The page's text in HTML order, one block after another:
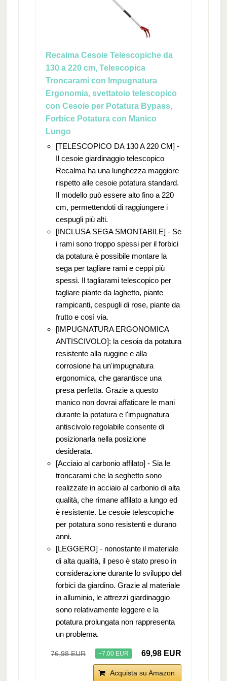
Recalma Cesoie Telescopiche da
130 a 220 cm, Telescopica
Troncarami con Impugnatura
Ergonomia, svettatoio telescopico
con Cesoie per Potatura Bypass,
Forbice Potatura con Manico
Lungo
[TELESCOPICO DA 130 A 220 CM] -
Il cesoie giardinaggio telescopico
Recalma ha una lunghezza maggiore
rispetto alle cesoie potatura standard.
Il modello può essere alto fino a 220
cm, permettendoti di raggiungere i
cespugli più alti.
[INCLUSA SEGA SMONTABILE] - Se
i rami sono troppo spessi per il forbici
da potatura è possibile montare la
sega per tagliare rami e ceppi più
spessi. Il tagliarami telescopico per
tagliare piante da laghetto, piante
rampicanti, cespugli di rose, piante da
frutto e così via.
[IMPUGNATURA ERGONOMICA
ANTISCIVOLO]: la cesoia da potatura
resistente alla ruggine e alla
corrosione ha un'impugnatura
ergonomica, che garantisce una
presa perfetta. Grazie a questo
manico non dovrai affaticare le mani
durante la potatura e l'impugnatura
antiscivolo regolabile consente di
posizionarla nella posizione
desiderata.
[Acciaio al carbonio affilato] - Sia le
troncarami che la seghetto sono
realizzate in acciaio al carbonio di alta
qualità, che rimane affilato a lungo ed
è resistente. Le cesoie telescopiche
per potatura sono resistenti e durano
anni.
[LEGGERO] - nonostante il materiale
di alta qualità, il peso è stato preso in
considerazione durante lo sviluppo del
forbici da giardino. Grazie al materiale
in alluminio, le attrezzi giardinaggio
sono relativamente leggere e la
potatura prolungata non rappresenta
un problema.
76,98 EUR −7,00 EUR 69,98 EUR
Acquista su Amazon